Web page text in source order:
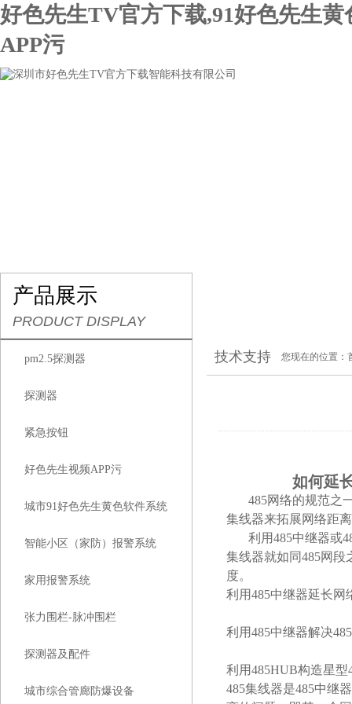
好色先生TV官方下载,91好色先生
APP污
产品展示
PRODUCT DISPLAY
pm2.5探测器
探测器
紧急按钮
好色先生视频APP污
城市91好色先生黄色软件系统
智能小区（家防）报警系统
家用报警系统
张力围栏-脉冲围栏
探测器及配件
城市综合管廊防爆设备
技术支持 您现在的位置：
如何延
485网络的规范之
集线器来拓展网络距离
利用485中继器或
集线器就如同485网段
度。
利用485中继器延长网
利用485中继器解决485
利用485HUB构造星型
485集线器是485中继